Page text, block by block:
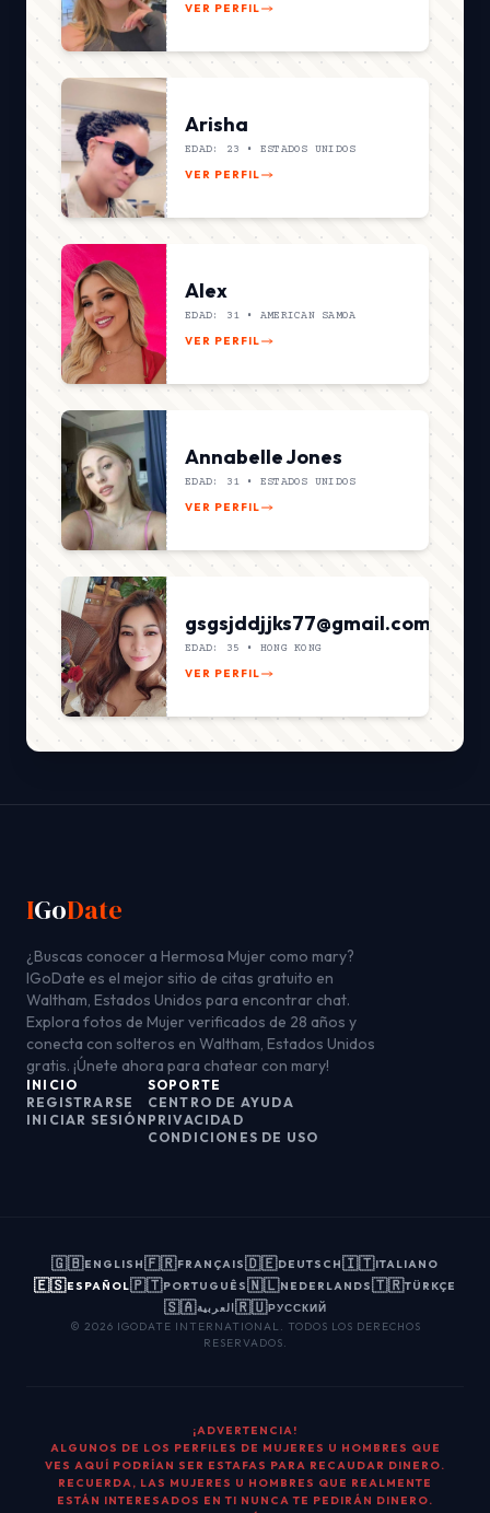
VER PERFIL
Arisha
EDAD: 23 • ESTADOS UNIDOS
VER PERFIL
Alex
EDAD: 31 • AMERICAN SAMOA
VER PERFIL
Annabelle Jones
EDAD: 31 • ESTADOS UNIDOS
VER PERFIL
gsgsjddjjks77@gmail.com
EDAD: 35 • HONG KONG
VER PERFIL
IGoDate
¿Buscas conocer a Hermosa Mujer como mary?
IGoDate es el mejor sitio de citas gratuito en
Waltham, Estados Unidos para encontrar chat.
Explora fotos de Mujer verificados de 28 años y
conecta con solteros en Waltham, Estados Unidos
gratis. ¡Únete ahora para chatear con mary!
INICIO
REGISTRARSE
INICIAR SESIÓN
SOPORTE
CENTRO DE AYUDA
PRIVACIDAD
CONDICIONES DE USO
🇬🇧ENGLISH🇫🇷FRANÇAIS🇩🇪DEUTSCH🇮🇹ITALIANO
🇪🇸ESPAÑOL🇵🇹PORTUGUÊS🇳🇱NEDERLANDS🇹🇷TÜRKÇE
🇸🇦العربية🇷🇺РУССКИЙ
© 2026 IGODATE INTERNATIONAL. TODOS LOS DERECHOS
RESERVADOS.
¡ADVERTENCIA!
ALGUNOS DE LOS PERFILES DE MUJERES U HOMBRES QUE
VES AQUÍ PODRÍAN SER ESTAFAS PARA RECAUDAR DINERO.
RECUERDA, LAS MUJERES U HOMBRES QUE REALMENTE
ESTÁN INTERESADOS EN TI NUNCA TE PEDIRÁN DINERO.